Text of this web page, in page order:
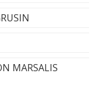
MARSALIS